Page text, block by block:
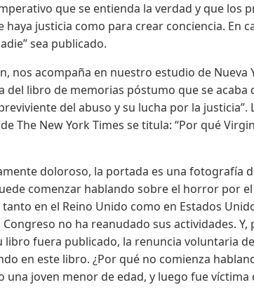
que se entienda la verdad y que los
justicia como para crear conciencia. En
sea publicado.
nos acompaña en nuestro estudio de Nueva
del libro de memorias póstumo que se acaba
del abuso y su lucha por la justicia”.
The New York Times se titula: “Por qué
doloroso, la portada es una fotografía
comenzar hablando sobre el horror por
en el Reino Unido como en Estados
no ha reanudado sus actividades.
libro fuera publicado, la renuncia voluntaria
en este libro. ¿Por qué no comienza
una joven menor de edad, y luego fue